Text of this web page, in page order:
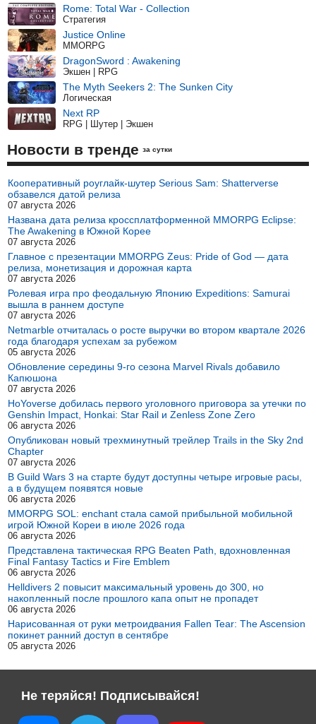
Rome: Total War - Collection
Стратегия
Justice Online
MMORPG
DragonSword : Awakening
Экшен | RPG
The Myth Seekers 2: The Sunken City
Логическая
Next RP
RPG | Шутер | Экшен
Новости в тренде за сутки
Кооперативный роуглайк-шутер Serious Sam: Shatterverse
обзавелся датой релиза
07 августа 2026
Названа дата релиза кроссплатформенной MMORPG Eclipse:
The Awakening в Южной Корее
07 августа 2026
Главное с презентации MMORPG Zeus: Pride of God — дата
релиза, монетизация и дорожная карта
07 августа 2026
Ролевая игра про феодальную Японию Expeditions: Samurai
вышла в раннем доступе
07 августа 2026
Netmarble отчиталась о росте выручки во втором квартале 2026
года благодаря успехам за рубежом
05 августа 2026
Обновление середины 9-го сезона Marvel Rivals добавило
Капюшона
07 августа 2026
HoYoverse добилась первого уголовного приговора за утечки по
Genshin Impact, Honkai: Star Rail и Zenless Zone Zero
06 августа 2026
Опубликован новый трехминутный трейлер Trails in the Sky 2nd
Chapter
07 августа 2026
В Guild Wars 3 на старте будут доступны четыре игровые расы,
а в будущем появятся новые
06 августа 2026
MMORPG SOL: enchant стала самой прибыльной мобильной
игрой Южной Кореи в июле 2026 года
06 августа 2026
Представлена тактическая RPG Beaten Path, вдохновленная
Final Fantasy Tactics и Fire Emblem
06 августа 2026
Helldivers 2 повысит максимальный уровень до 300, но
накопленный после прошлого капа опыт не пропадет
06 августа 2026
Нарисованная от руки метроидвания Fallen Tear: The Ascension
покинет ранний доступ в сентябре
05 августа 2026
Не теряйся! Подписывайся!